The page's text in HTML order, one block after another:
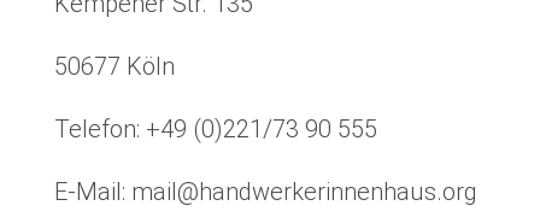
50677 Köln
Telefon: +49 (0)221/73 90 555
E-Mail: mail@handwerkerinnenhaus.org